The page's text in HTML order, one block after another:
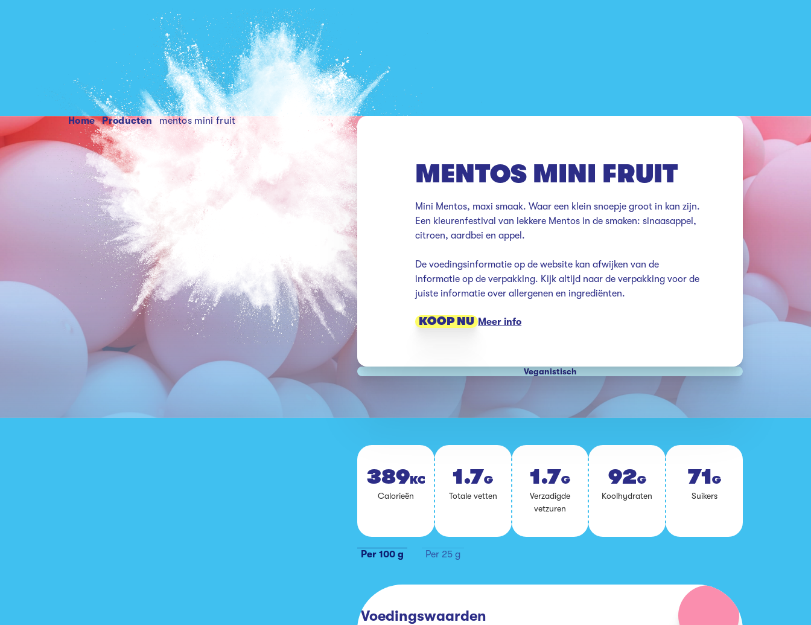
Home producten mentos mini fruit
MENTOS MINI FRUIT
Mini Mentos, maxi smaak. Waar een klein snoepje groot in kan zijn.
Een kleurenfestival van lekkere Mentos in de smaken: sinaasappel,
citroen, aardbei en appel.
De voedingsinformatie op de website kan afwijken van de
informatie op de verpakking. Kijk altijd naar de verpakking voor de
juiste informatie over allergenen en ingrediënten.
KOOP NU Meer info
Veganistisch
389 KCAL
Ca­lo­rie­ën
1.7G
To­ta­le vet­ten
1.7G
Ver­za­dig­de
vet­zu­ren
92G
Kool­hy­dra­ten
71G
Sui­kers
Per 100 g Per 25 g
Voedingswaarden